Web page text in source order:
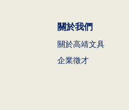
關於我們
關於高靖文具
企業徵才